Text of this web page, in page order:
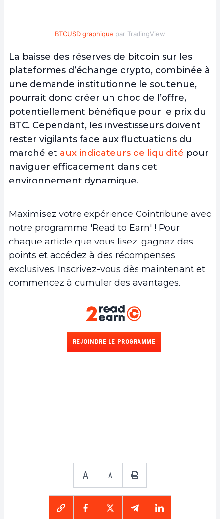
BTCUSD graphique par TradingView
La baisse des réserves de bitcoin sur les
plateformes d’échange crypto, combinée à
une demande institutionnelle soutenue,
pourrait donc créer un choc de l’offre,
potentiellement bénéfique pour le prix du
BTC. Cependant, les investisseurs doivent
rester vigilants face aux fluctuations du
marché et aux indicateurs de liquidité pour
naviguer efficacement dans cet
environnement dynamique.
Maximisez votre expérience Cointribune avec
notre programme 'Read to Earn' ! Pour
chaque article que vous lisez, gagnez des
points et accédez à des récompenses
exclusives. Inscrivez-vous dès maintenant et
commencez à cumuler des avantages.
REJOINDRE LE PROGRAMME
A A